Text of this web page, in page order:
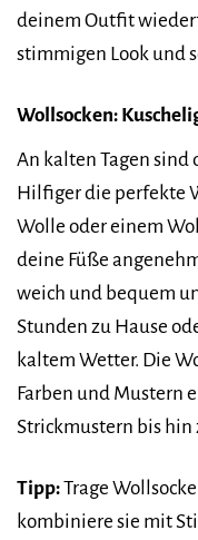
deinem Outfit
stimmigen Look und
Wollsocken:
An kalten Tagen sind
Hilfiger die perfekte
Wolle oder einem
deine Füße
weich und bequem
Stunden zu Hause
kaltem Wetter. Die
Farben und Mustern
Strickmustern bis hin
Tipp:Trage
kombiniere sie mit